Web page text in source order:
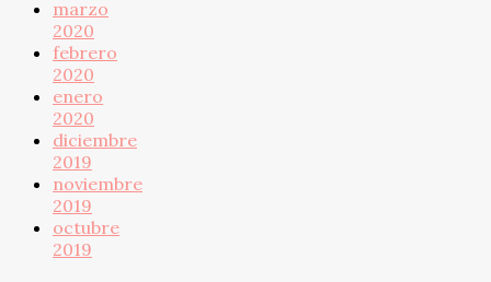
marzo
2020
febrero
2020
enero
2020
diciembre
2019
noviembre
2019
octubre
2019